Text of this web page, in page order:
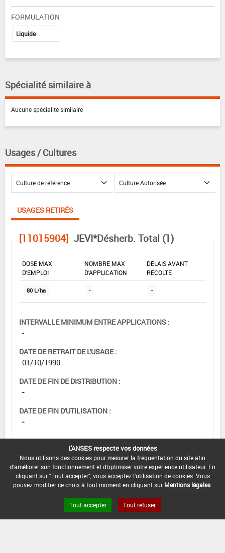
FORMULATION
Liquide
Spécialité similaire à
Aucune spécialité similaire
Usages / Cultures
USAGES RETIRÉS
[11015904] JEVI*Désherb. Total (1)
DOSE MAX
D'EMPLOI
NOMBRE MAX
D'APPLICATION
DÉLAIS AVANT
RÉCOLTE
80 L/ha - -
INTERVALLE MINIMUM ENTRE APPLICATIONS :
-
DATE DE RETRAIT DE L'USAGE :
01/10/1990
DATE DE FIN DE DISTRIBUTION :
-
DATE DE FIN D'UTILISATION :
-
L'ANSES respecte vos données
Nous utilisons des cookies pour mesurer la fréquentation du site afin
d'améliorer son fonctionnement et d'optimiser votre expérience utilisateur. En
cliquant sur "Tout accepter", vous acceptez l'utilisation de cookies. Vous
pouvez modifier ce choix à tout moment en cliquant sur Mentions légales
Tout accepter Tout refuser